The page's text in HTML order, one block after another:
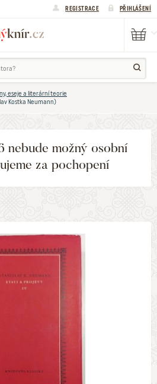
REGISTRACE PŘIHLÁŠENÍ
eseje a literární teorie
Kostka Neumann)
nebude možný osobní
za pochopení